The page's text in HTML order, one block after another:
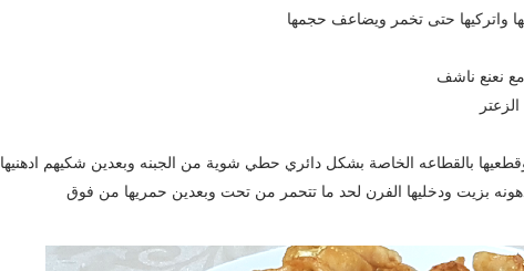
واتركيها حتى تخمر ويضاعف حجمها
مع نعنع ناشف
بالقطاعه الخاصة بشكل دائري حطي شوية من الجبنه وبعدين شكيهم ادهنيها
بزيت ودخليها الفرن لحد ما تتحمر من تحت وبعدين حمريها من فوق